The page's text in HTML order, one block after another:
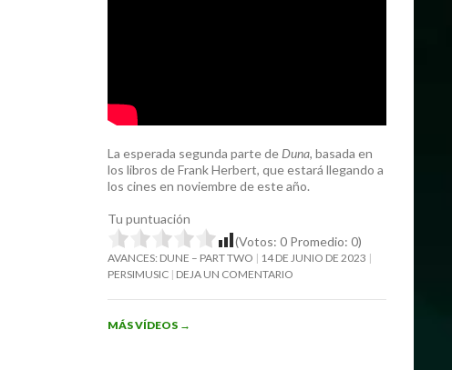
La esperada segunda parte de Duna, basada en
los libros de Frank Herbert, que estará llegando a
los cines en noviembre de este año.
Tu puntuación
(Votos: 0 Promedio: 0)
AVANCES: DUNE – PART TWO
14 DE JUNIO DE 2023
PERSIMUSIC DEJA UN COMENTARIO
MÁS VÍDEOS →